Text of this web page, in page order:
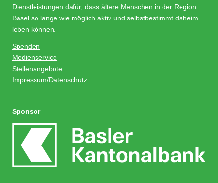
Dienstleistungen dafür, dass ältere Menschen in der Region
Basel so lange wie möglich aktiv und selbstbestimmt daheim
leben können.
Spenden
Medienservice
Stellenangebote
Impressum/Datenschutz
Sponsor